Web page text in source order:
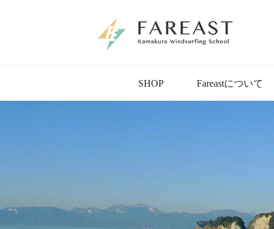
SHOP Fareastについて